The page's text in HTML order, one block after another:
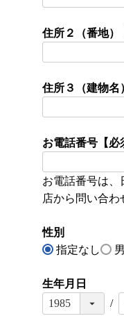
住所２（番地）
住所３（建物名
お電話番号【必
お電話番号は
店から問い合わ
性別
指定なし
生年月日